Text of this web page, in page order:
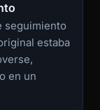
seguimiento
estaba
en un